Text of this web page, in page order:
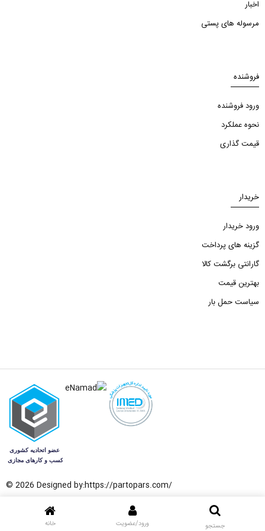
خانه ورود/عضویت جستجو
اخبار
مرسوله های پستی
فروشنده
ورود فروشنده
نحوه عملکرد
قیمت گذاری
خریدار
ورود خریدار
گزینه های پرداخت
گارانتی برگشت کالا
بهترین قیمت
سیاست حمل بار
© 2026 Designed by:https://partopars.com/